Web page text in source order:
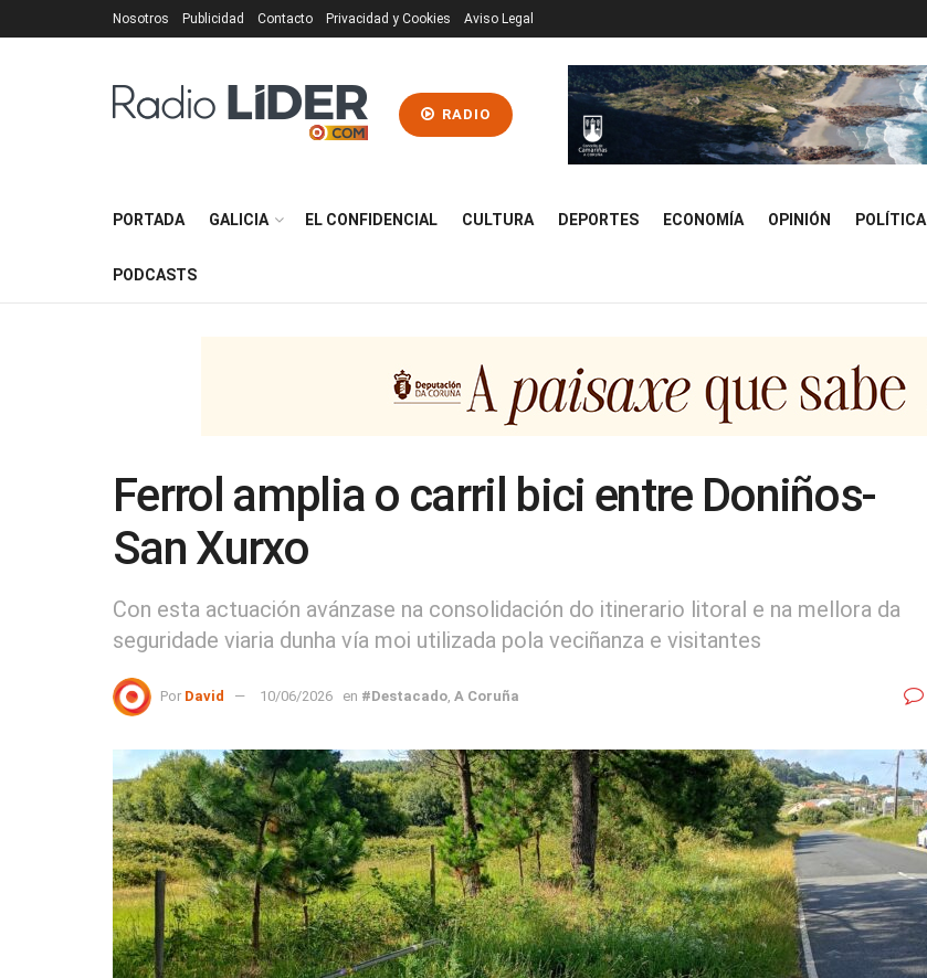
Nosotros Publicidad Contacto Privacidad y Cookies Aviso Legal
RADIO
PORTADA GALICIA EL CONFIDENCIAL CULTURA DEPORTES ECONOMÍA OPINIÓN POLÍTICA
PODCASTS
Ferrol amplia o carril bici entre Doniños-
San Xurxo
Con esta actuación avánzase na consolidación do itinerario litoral e na mellora da
seguridade viaria dunha vía moi utilizada pola veciñanza e visitantes
Por David 10/06/2026 en #Destacado A Coruña